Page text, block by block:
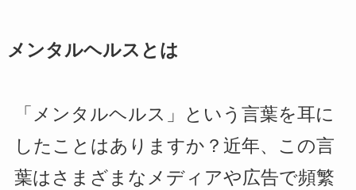
メンタルヘルスとは
「メンタルヘルス」という言葉を耳に
したことはありますか？近年、この言
葉はさまざまなメディアや広告で頻繁